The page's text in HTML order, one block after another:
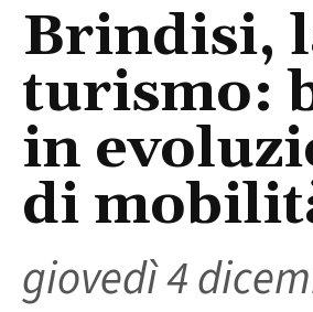
Brindisi,
turismo:
in
di
giovedì 4